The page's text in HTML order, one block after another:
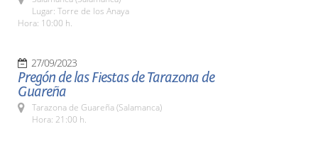
Lugar: Torre de los Anaya
Hora: 10:00 h.
27/09/2023
Pregón de las Fiestas de Tarazona de
Guareña
Tarazona de Guareña (Salamanca)
Hora: 21:00 h.